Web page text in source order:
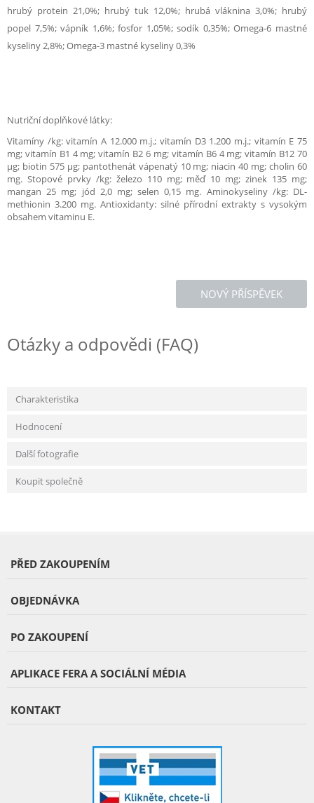
hrubý protein 21,0%; hrubý tuk 12,0%; hrubá vláknina 3,0%; hrubý
popel 7,5%; vápník 1,6%; fosfor 1,05%; sodík 0,35%; Omega-6 mastné
kyseliny 2,8%; Omega-3 mastné kyseliny 0,3%
Nutriční doplňkové látky:
Vitamíny /kg: vitamín A 12.000 m.j.; vitamín D3 1.200 m.j.; vitamín E 75
mg; vitamín B1 4 mg; vitamín B2 6 mg; vitamín B6 4 mg; vitamín B12 70
µg; biotin 575 µg; pantothenát vápenatý 10 mg; niacin 40 mg; cholin 60
mg. Stopové prvky /kg: železo 110 mg; měď 10 mg; zinek 135 mg;
mangan 25 mg; jód 2,0 mg; selen 0,15 mg. Aminokyseliny /kg: DL-
methionin 3.200 mg. Antioxidanty: silné přírodní extrakty s vysokým
obsahem vitaminu E.
NOVÝ PŘÍSPĚVEK
Otázky a odpovědi (FAQ)
Charakteristika
Hodnocení
Další fotografie
Koupit společně
PŘED ZAKOUPENÍM
OBJEDNÁVKA
PO ZAKOUPENÍ
APLIKACE FERA A SOCIÁLNÍ MÉDIA
KONTAKT